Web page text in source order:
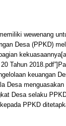
wewenang
Desa (PPKD)
Tahun
keuangan
Desa menguasakan
Desa selaku
PPKD